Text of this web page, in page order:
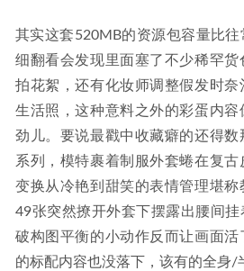
其实这套520MB的资源包容量比
细翻看会发现里面塞了不少稀罕货
拍花絮，还有化妆师调整假发时
生活照，这种意料之外的彩蛋内
劲儿。要说最戳中收藏癖的还得
系列，模特裹着制服外套蜷在复
变换从冷艳到甜笑的表情管理堪
49张突然撩开外套下摆露出腰间
破构图平衡的小动作反而让画面
的标配内容也没落下，该有的全身/